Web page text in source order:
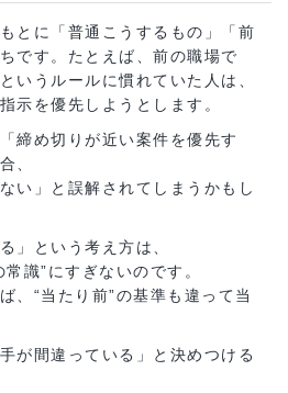
とに「普通こうするもの」「前
です。たとえば、前の職場で
いうルールに慣れていた人は、
示を優先しようとします。
締め切りが近い案件を優先す
、
い」と誤解されてしまうかもし
」という考え方は、
識”にすぎないのです。
、“当たり前”の基準も違って当
が間違っている」と決めつける